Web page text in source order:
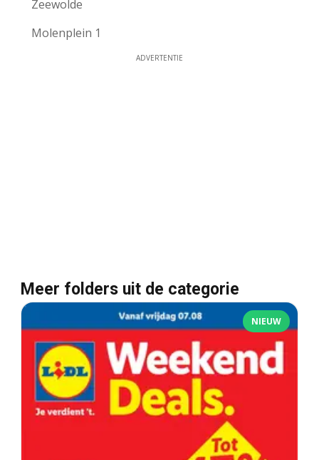
Zeewolde
Molenplein 1
ADVERTENTIE
Meer folders uit de categorie
NIEUW